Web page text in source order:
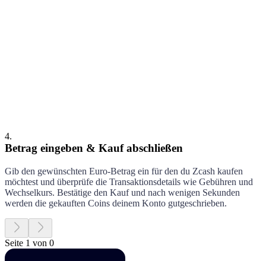
4.
Betrag eingeben & Kauf abschließen
Gib den gewünschten Euro-Betrag ein für den du Zcash kaufen
möchtest und überprüfe die Transaktionsdetails wie Gebühren und
Wechselkurs. Bestätige den Kauf und nach wenigen Sekunden
werden die gekauften Coins deinem Konto gutgeschrieben.
Seite 1 von 0